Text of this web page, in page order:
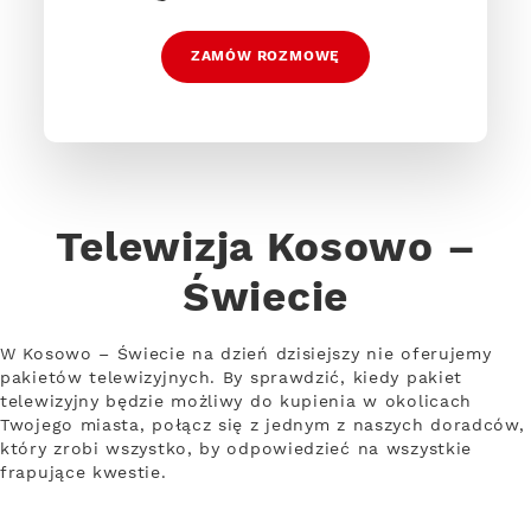
ZAMÓW ROZMOWĘ
Telewizja Kosowo –
Świecie
W Kosowo – Świecie na dzień dzisiejszy nie oferujemy
pakietów telewizyjnych. By sprawdzić, kiedy pakiet
telewizyjny będzie możliwy do kupienia w okolicach
Twojego miasta, połącz się z jednym z naszych doradców,
który zrobi wszystko, by odpowiedzieć na wszystkie
frapujące kwestie.